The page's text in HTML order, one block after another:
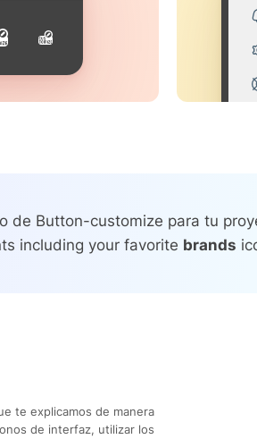
de Button-customize para tu
including your favorite brands
te explicamos de manera
de interfaz, utilizar los